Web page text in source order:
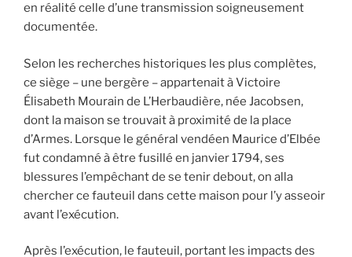
en réalité celle d’une transmission soigneusement
documentée.
Selon les recherches historiques les plus complètes,
ce siège – une bergère – appartenait à Victoire
Élisabeth Mourain de L’Herbaudière, née Jacobsen,
dont la maison se trouvait à proximité de la place
d’Armes. Lorsque le général vendéen Maurice d’Elbée
fut condamné à être fusillé en janvier 1794, ses
blessures l’empêchant de se tenir debout, on alla
chercher ce fauteuil dans cette maison pour l’y asseoir
avant l’exécution.
Après l’exécution, le fauteuil, portant les impacts des